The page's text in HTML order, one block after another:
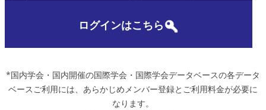
ログインはこちら
*国内学会・国内開催の国際学会・国際学会データベースの各データ
ベースご利用には、あらかじめメンバー登録とご利用料金が必要に
なります。